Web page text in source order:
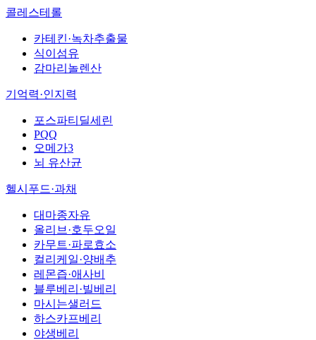
콜레스테롤
카테킨·녹차추출물
식이섬유
감마리놀렌산
기억력·인지력
포스파티딜세린
PQQ
오메가3
뇌 유산균
헬시푸드·과채
대마종자유
올리브·호두오일
카무트·파로효소
컬리케일·양배추
레몬즙·애사비
블루베리·빌베리
마시는샐러드
하스카프베리
야생베리